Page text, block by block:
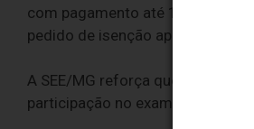
com pagamento até 10/6. Têm
pedido de isenção aprovado.
A SEE/MG reforça que mesmo
participação no exame.